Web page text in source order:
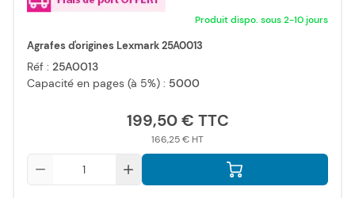
Produit dispo. sous 2-10 jours
Agrafes d'origines Lexmark 25A0013
Réf : 25A0013
Capacité en pages (à 5%) : 5000
199,50 €
166,25 €